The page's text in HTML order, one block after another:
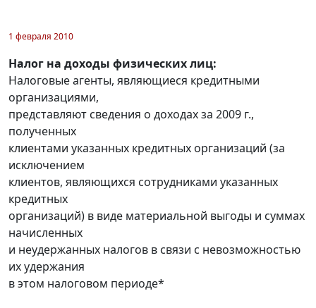
1 февраля 2010
Налог на доходы физических лиц:
Налоговые агенты, являющиеся кредитными
организациями,
представляют сведения о доходах за 2009 г.,
полученных
клиентами указанных кредитных организаций (за
исключением
клиентов, являющихся сотрудниками указанных
кредитных
организаций) в виде материальной выгоды и суммах
начисленных
и неудержанных налогов в связи с невозможностью
их удержания
в этом налоговом периоде*